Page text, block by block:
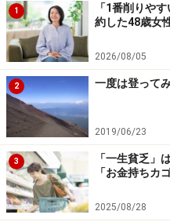
これまで「お金」にまつ
たが、豊かな人ほど、フ
ど、運動をする習慣があ
く理解しているからです
レスのはけ口にすること
動は脳を活発化させ良い
います。実年齢より若々
理由として挙げられるでし
1
「1番削りや
約した48歳女
2026/08/05
2 一度は登って
2019/06/23
3
「一生貧乏」
「お金持ちカ
2025/08/28